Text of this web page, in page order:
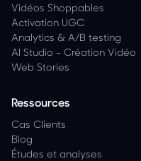
Vidéos Shoppables
Activation UGC
Analytics & A/B testing
AI Studio - Création Vidéo
Web Stories
Ressources
Cas Clients
Blog
Études et analyses